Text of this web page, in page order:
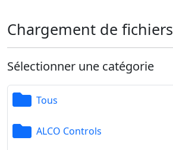
Chargement de fichiers
Sélectionner une catégorie
Tous
ALCO Controls